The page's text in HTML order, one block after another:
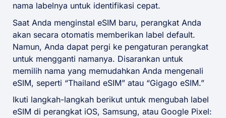
nama labelnya untuk identifikasi cepat.
Saat Anda menginstal eSIM baru, perangkat Anda
akan secara otomatis memberikan label default.
Namun, Anda dapat pergi ke pengaturan perangkat
untuk mengganti namanya. Disarankan untuk
memilih nama yang memudahkan Anda mengenali
eSIM, seperti “Thailand eSIM” atau “Gigago eSIM.”
Ikuti langkah-langkah berikut untuk mengubah label
eSIM di perangkat iOS, Samsung, atau Google Pixel: